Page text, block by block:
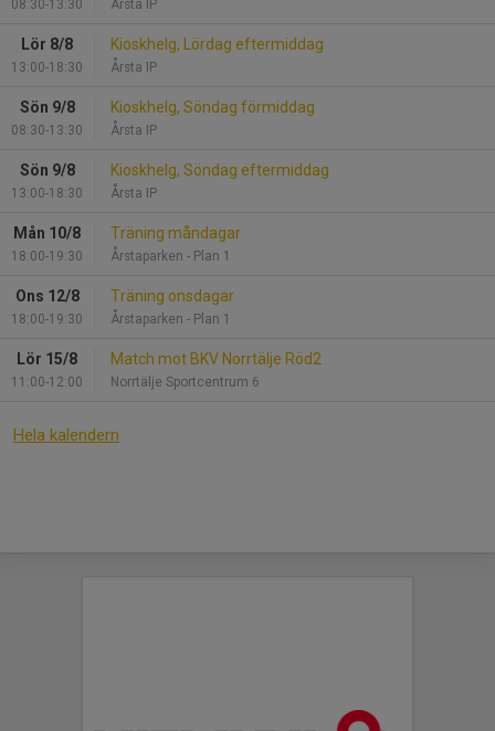
08:30-13:30 Årsta IP
Lör 8/8
13:00-18:30
Kioskhelg, Lördag eftermiddag
Årsta IP
Sön 9/8
08:30-13:30
Kioskhelg, Söndag förmiddag
Årsta IP
Sön 9/8
13:00-18:30
Kioskhelg, Söndag eftermiddag
Årsta IP
Mån 10/8
18:00-19:30
Träning måndagar
Årstaparken - Plan 1
Ons 12/8
18:00-19:30
Träning onsdagar
Årstaparken - Plan 1
Lör 15/8
11:00-12:00
Match mot BKV Norrtälje Röd2
Norrtälje Sportcentrum 6
Hela kalendern